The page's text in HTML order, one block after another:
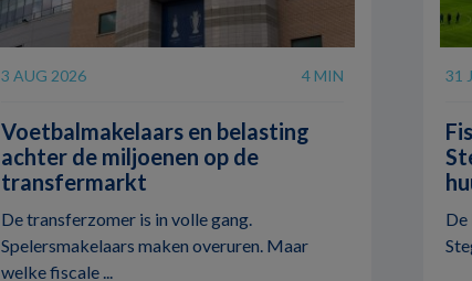
3 AUG 2026 4 MIN
Voetbalmakelaars en belasting
achter de miljoenen op de
transfermarkt
De transferzomer is in volle gang.
Spelersmakelaars maken overuren. Maar
welke fiscale ...
31